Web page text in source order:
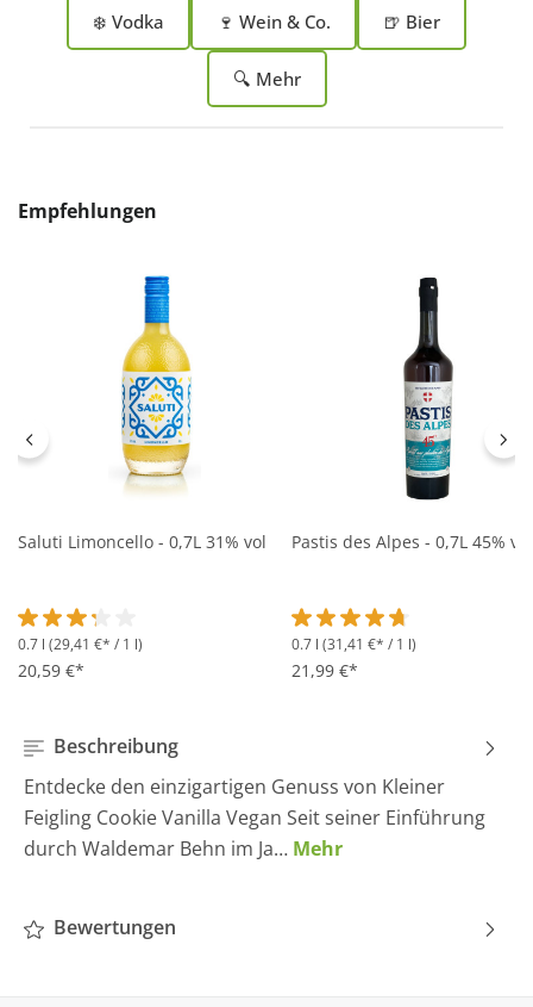
❄️ Vodka 🍷 Wein & Co. 🍺 Bier
🔍 Mehr
Produktgalerie überspringen
Empfehlungen
Saluti Limoncello - 0,7L 31% vol
Durchschnittliche Bewertung von 3.2 von 5 Sternen
0.7 l (29,41 €* / 1 l)
20,59 €*
Pastis des Alpes - 0,7L 45% vol
Durchschnittliche
0.7 l (31,41 €* / 1 l)
21,99 €*
Beschreibung
Entdecke den einzigartigen Genuss von Kleiner
Feigling Cookie Vanilla Vegan Seit seiner Einführung
durch Waldemar Behn im Ja… Mehr
Bewertungen